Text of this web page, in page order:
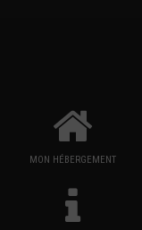
MON HÉBERGEMENT